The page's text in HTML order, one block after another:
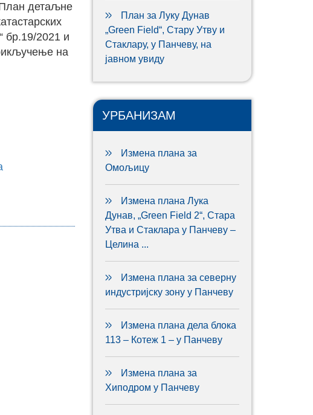
План детаљне
бр.19/2021 и
на
План за Луку Дунав
„Green Field“, Стару Утву и
Стаклару, у Панчеву, на
јавном увиду
УРБАНИЗАМ
Измена плана за
Омољицу
Измена плана Лука
Дунав, „Green Field 2“, Стара
Утва и Стаклара у Панчеву –
Целина ...
Измена плана за северну
индустријску зону у Панчеву
Измена плана дела блока
113 – Котеж 1 – у Панчеву
Измена плана за
Хиподром у Панчеву